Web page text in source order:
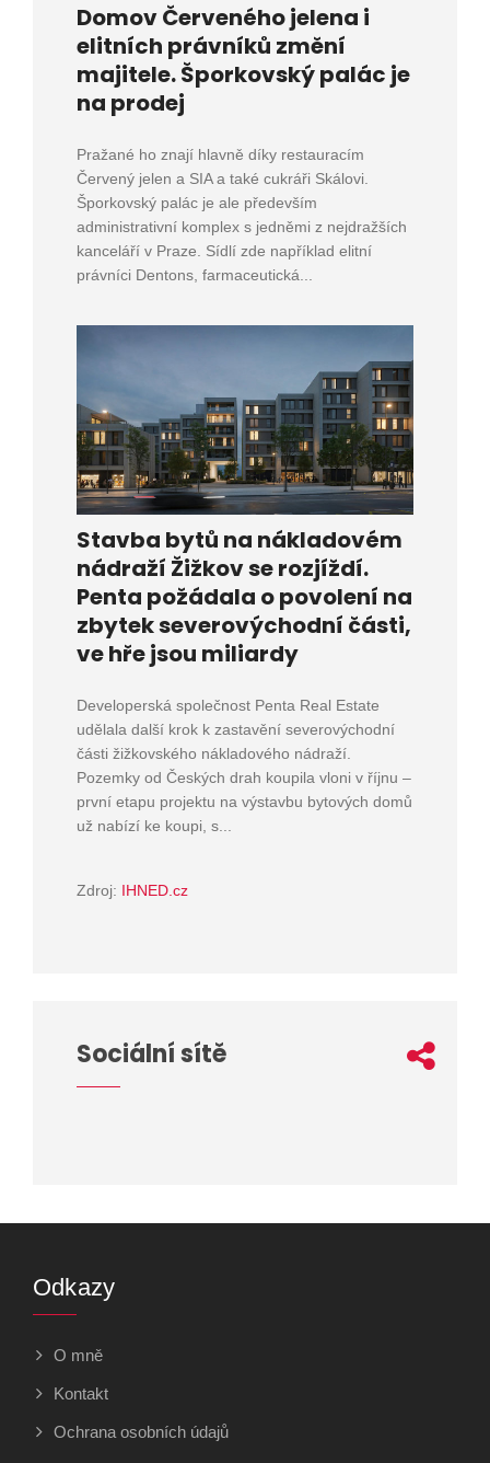
Domov Červeného jelena i
elitních právníků změní
majitele. Šporkovský palác je
na prodej
Pražané ho znají hlavně díky restauracím
Červený jelen a SIA a také cukráři Skálovi.
Šporkovský palác je ale především
administrativní komplex s jedněmi z nejdražších
kanceláří v Praze. Sídlí zde například elitní
právníci Dentons, farmaceutická...
Stavba bytů na nákladovém
nádraží Žižkov se rozjíždí.
Penta požádala o povolení na
zbytek severovýchodní části,
ve hře jsou miliardy
Developerská společnost Penta Real Estate
udělala další krok k zastavění severovýchodní
části žižkovského nákladového nádraží.
Pozemky od Českých drah koupila vloni v říjnu –
první etapu projektu na výstavbu bytových domů
už nabízí ke koupi, s...
Zdroj: IHNED.cz
Sociální sítě
Odkazy
O mně
Kontakt
Ochrana osobních údajů